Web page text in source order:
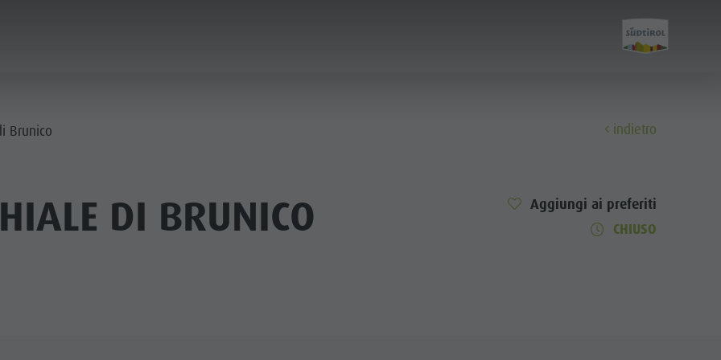
Brunico indietro
DI BRUNICO
Aggiungi ai preferiti
CHIUSO